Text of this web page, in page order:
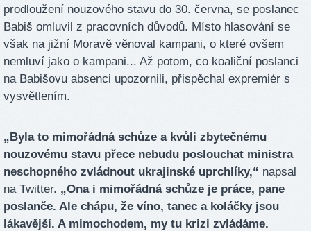
prodloužení nouzového stavu do 30. června, se poslanec
Babiš omluvil z pracovních důvodů. Místo hlasování se
však na jižní Moravě věnoval kampani, o které ovšem
nemluví jako o kampani... Až potom, co koaliční poslanci
na Babišovu absenci upozornili, přispěchal expremiér s
vysvětlením.
„Byla to mimořádná schůze a kvůli zbytečnému
nouzovému stavu přece nebudu poslouchat ministra
neschopného zvládnout ukrajinské uprchlíky,“ napsal
na Twitter. „Ona i mimořádná schůze je práce, pane
poslanče. Ale chápu, že víno, tanec a koláčky jsou
lákavější. A mimochodem, my tu krizi zvládáme.